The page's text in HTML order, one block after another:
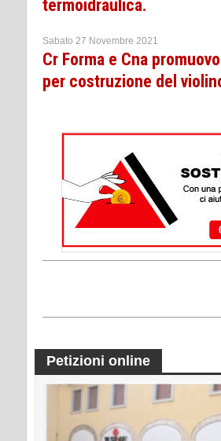
termoidraulica.
Sabato 27 Novembre 2021
Cr Forma e Cna
per costruzione del
Petizioni online